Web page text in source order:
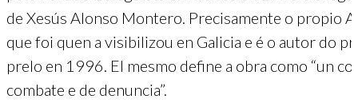
de Xesús Alonso Montero. Precisamente o propio
que foi quen a visibilizou en Galicia e é o autor do
prelo en 1996. El mesmo define a obra como “un
combate e de denuncia”.